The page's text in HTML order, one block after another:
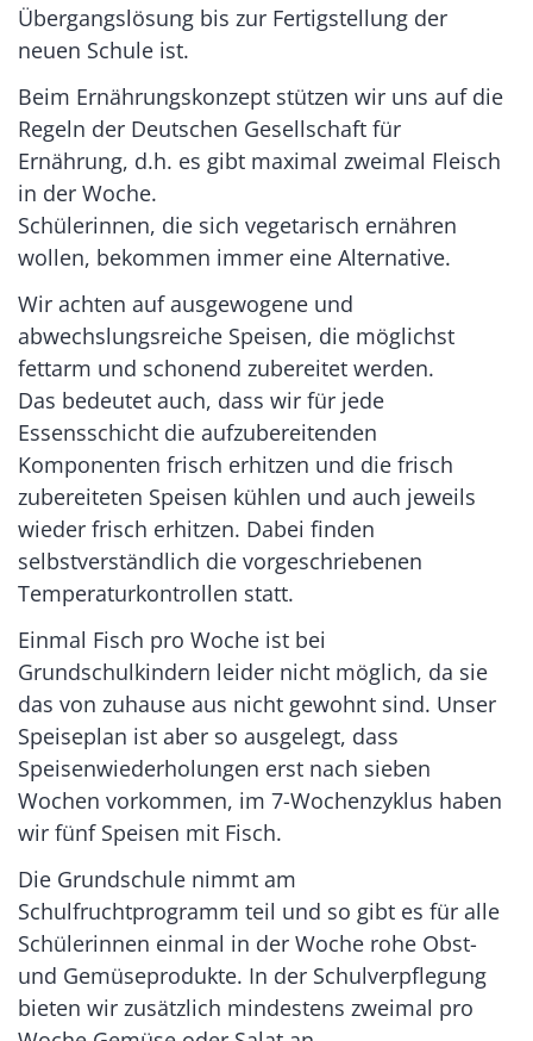
Übergangslösung bis zur Fertigstellung der
neuen Schule ist.
Beim Ernährungskonzept stützen wir uns auf die
Regeln der Deutschen Gesellschaft für
Ernährung, d.h. es gibt maximal zweimal Fleisch
in der Woche.
Schülerinnen, die sich vegetarisch ernähren
wollen, bekommen immer eine Alternative.
Wir achten auf ausgewogene und
abwechslungsreiche Speisen, die möglichst
fettarm und schonend zubereitet werden.
Das bedeutet auch, dass wir für jede
Essensschicht die aufzubereitenden
Komponenten frisch erhitzen und die frisch
zubereiteten Speisen kühlen und auch jeweils
wieder frisch erhitzen. Dabei finden
selbstverständlich die vorgeschriebenen
Temperaturkontrollen statt.
Einmal Fisch pro Woche ist bei
Grundschulkindern leider nicht möglich, da sie
das von zuhause aus nicht gewohnt sind. Unser
Speiseplan ist aber so ausgelegt, dass
Speisenwiederholungen erst nach sieben
Wochen vorkommen, im 7-Wochenzyklus haben
wir fünf Speisen mit Fisch.
Die Grundschule nimmt am
Schulfruchtprogramm teil und so gibt es für alle
Schülerinnen einmal in der Woche rohe Obst-
und Gemüseprodukte. In der Schulverpflegung
bieten wir zusätzlich mindestens zweimal pro